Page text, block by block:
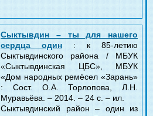
Сыктывдин – ты для нашего
сердца один : к 85-летию
Сыктывдинского района / МБУК
«Сыктывдинская ЦБС», МБУК
«Дом народных ремёсел «Зарань»
: Сост. О.А. Торлопова, Л.Н.
Муравьёва. – 2014. – 24 с. – ил.
Сыктывдинский район – один из